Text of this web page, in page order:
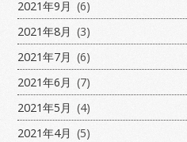
2021年9月 (6)
2021年8月 (3)
2021年7月 (6)
2021年6月 (7)
2021年5月 (4)
2021年4月 (5)